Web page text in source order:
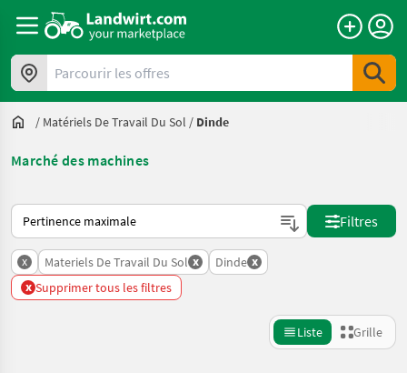
Parcourir les offres
/ Matériels De Travail Du Sol / Dinde
Marché des machines
Voici comment les annonces sont triées sur Landwirt.com
Filtres
x Materiels De Travail Du Sol x Dinde x
x Supprimer tous les filtres
Liste Grille